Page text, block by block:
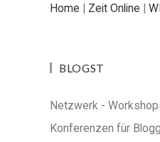
Home | Zeit Online |
BLOGST
Netzwerk -
Konferenzen für